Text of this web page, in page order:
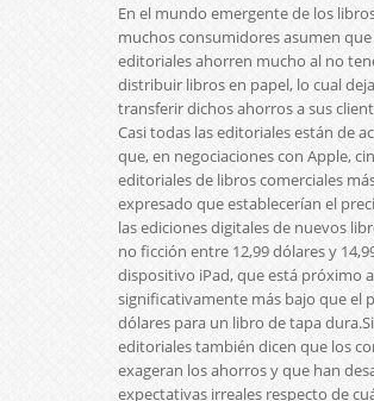
En el mundo emergente de los
muchos consumidores asumen que
editoriales ahorren mucho al no
distribuir libros en papel, lo cual
transferir dichos ahorros a sus
Casi todas las editoriales están de
que, en negociaciones con Apple,
editoriales de libros comerciales
expresado que establecerían el
las ediciones digitales de nuevos
no ficción entre 12,99 dólares y
dispositivo iPad, que está próximo
significativamente más bajo que el
dólares para un libro de tapa
editoriales también dicen que los
exageran los ahorros y que han
expectativas irreales respecto de